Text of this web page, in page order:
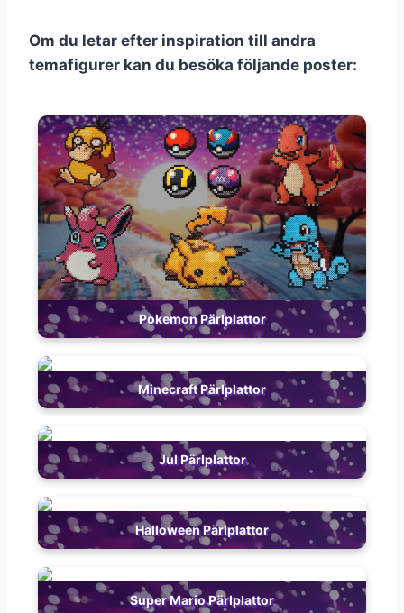
Om du letar efter inspiration till andra
temafigurer kan du besöka följande poster:
Pokemon Pärlplattor
Minecraft Pärlplattor
Jul Pärlplattor
Halloween Pärlplattor
Super Mario Pärlplattor